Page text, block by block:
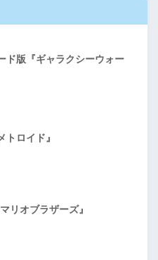
ド版『ギャラクシーウォー
トロイド』
リオブラザーズ』